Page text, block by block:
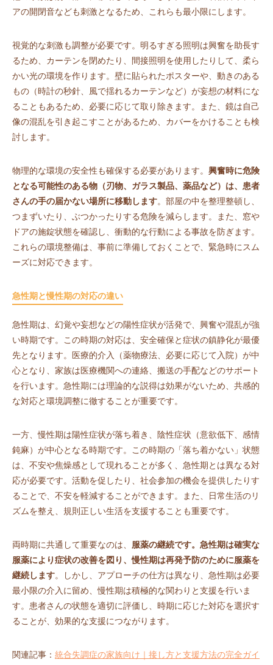
アの開閉音なども刺激となるため、これらも最小限にします。
視覚的な刺激も調整が必要です。明るすぎる照明は興奮を助長す
るため、カーテンを閉めたり、間接照明を使用したりして、柔ら
かい光の環境を作ります。壁に貼られたポスターや、動きのある
もの（時計の秒針、風で揺れるカーテンなど）が妄想の材料にな
ることもあるため、必要に応じて取り除きます。また、鏡は自己
像の混乱を引き起こすことがあるため、カバーをかけることも検
討します。
物理的な環境の安全性も確保する必要があります。 興奮時に危険
となる可能性のある物（刃物、ガラス製品、薬品など）は、患者
さんの手の届かない場所に移動します。部屋の中を整理整頓し、
つまずいたり、ぶつかったりする危険を減らします。また、窓や
ドアの施錠状態を確認し、衝動的な行動による事故を防ぎます。
これらの環境整備は、事前に準備しておくことで、緊急時にスム
ーズに対応できます。
急性期と慢性期の対応の違い
急性期は、幻覚や妄想などの陽性症状が活発で、興奮や混乱が強
い時期です。この時期の対応は、安全確保と症状の鎮静化が最優
先となります。医療的介入（薬物療法、必要に応じて入院）が中
心となり、家族は医療機関への連絡、搬送の手配などのサポート
を行います。急性期には理論的な説得は効果がないため、共感的
な対応と環境調整に徹することが重要です。
一方、慢性期は陽性症状が落ち着き、陰性症状（意欲低下、感情
鈍麻）が中心となる時期です。この時期の「落ち着かない」状態
は、不安や焦燥感として現れることが多く、急性期とは異なる対
応が必要です。活動を促したり、社会参加の機会を提供したりす
ることで、不安を軽減することができます。また、日常生活のリ
ズムを整え、規則正しい生活を支援することも重要です。
両時期に共通して重要なのは、 服薬の継続です。急性期は確実な
服薬により症状の改善を図り、慢性期は再発予防のために服薬を
継続します。しかし、アプローチの仕方は異なり、急性期は必要
最小限の介入に留め、慢性期は積極的な関わりと支援を行いま
す。患者さんの状態を適切に評価し、時期に応じた対応を選択す
ることが、効果的な支援につながります。
関連記事： 統合失調症の家族向け｜接し方と支援方法の完全ガイ